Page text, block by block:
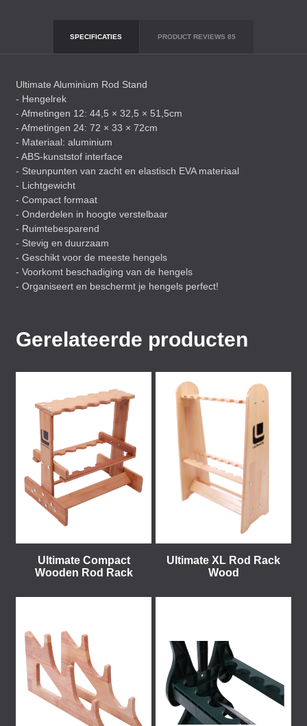
SPECIFICATIES PRODUCT REVIEWS 85
Ultimate Aluminium Rod Stand
- Hengelrek
- Afmetingen 12: 44,5 × 32,5 × 51,5cm
- Afmetingen 24: 72 × 33 × 72cm
- Materiaal: aluminium
- ABS-kunststof interface
- Steunpunten van zacht en elastisch EVAmateriaal
- Lichtgewicht
- Compact formaat
- Onderdelen in hoogte verstelbaar
- Ruimtebesparend
- Stevig en duurzaam
- Geschikt voor de meeste hengels
- Voorkomt beschadiging van de hengels
- Organiseert en beschermt je hengels perfect!
Gerelateerde producten
Ultimate Compact
Wooden Rod Rack
Ultimate XL Rod Rack
Wood